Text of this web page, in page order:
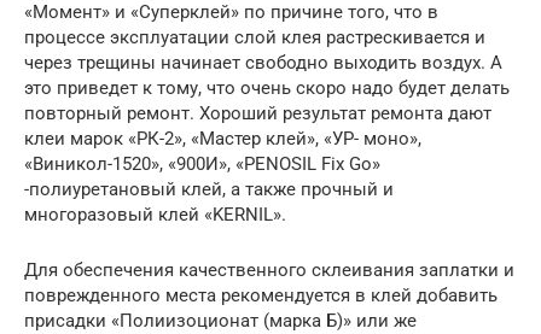
«Момент» и «Суперклей» по причине того, что в
процессе эксплуатации слой клея растрескивается и
через трещины начинает свободно выходить воздух. А
это приведет к тому, что очень скоро надо будет делать
повторный ремонт. Хороший результат ремонта дают
клеи марок «РК-2», «Мастер клей», «УР- моно»,
«Виникол-1520», «900И», «PENOSIL Fix Go»
-полиуретановый клей, а также прочный и
многоразовый клей «KERNIL».
Для обеспечения качественного склеивания заплатки и
поврежденного места рекомендуется в клей добавить
присадки «Полиизоционат (марка Б)» или же